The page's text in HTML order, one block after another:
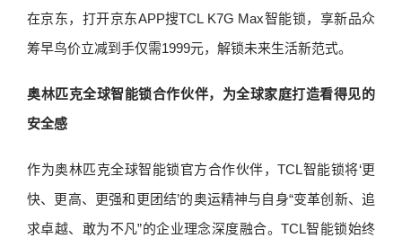
在京东，打开京东APP搜TCL K7G Max智能锁，享新品众
筹早鸟价立减到手仅需1999元，解锁未来生活新范式。
奥林匹克全球智能锁合作伙伴，为全球家庭打造看得见的
安全感
作为奥林匹克全球智能锁官方合作伙伴，TCL智能锁将‘更
快、更高、更强和更团结’的奥运精神与自身“变革创新、追
求卓越、敢为不凡”的企业理念深度融合。TCL智能锁始终